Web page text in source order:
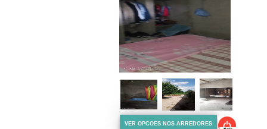
VER OPCOES NOS ARREDORES